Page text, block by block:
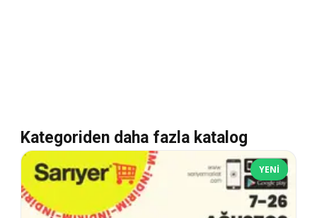
Kategoriden daha fazla katalog
YENI